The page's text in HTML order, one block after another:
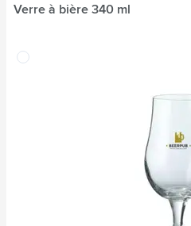
Verre à bière 340 ml
translucide